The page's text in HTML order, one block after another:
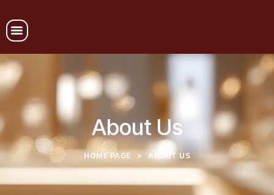
About Us
HOME PAGE > ABOUT US